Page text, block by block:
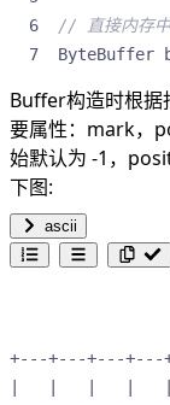
// 直接内存
ByteBuffer
Buffer构造时根据
要属性：mark，
始默认为 -1，
下图:
ascii
+---+---+---